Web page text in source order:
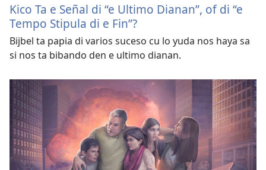
Kico Ta e Señal di “e Ultimo Dianan”, of di “e
Tempo Stipula di e Fin”?
Bijbel ta papia di varios suceso cu lo yuda nos haya sa
si nos ta bibando den e ultimo dianan.